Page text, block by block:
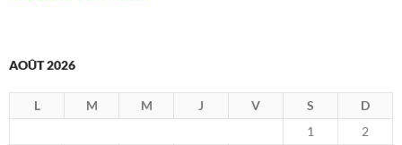
AOÛT 2026
L M M J V S
D
1
2